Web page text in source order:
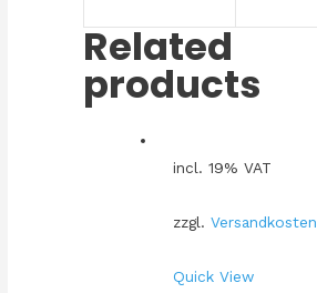
Related
products
incl. 19% VAT
zzgl. Versandkosten
Quick View